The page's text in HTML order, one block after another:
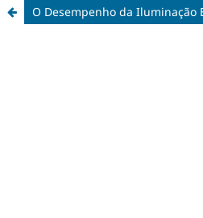
O Desempenho da